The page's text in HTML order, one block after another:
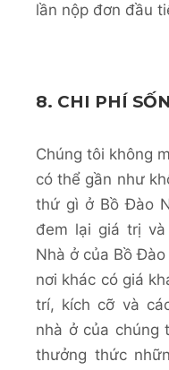
lần nộp đơn đầu
8. CHI PHÍ
Chúng tôi không
có thể gần như
thứ gì ở Bồ Đào
đem lại giá trị
Nhà ở của Bồ
nơi khác có giá
trí, kích cỡ và
nhà ở của chúng
thưởng thức